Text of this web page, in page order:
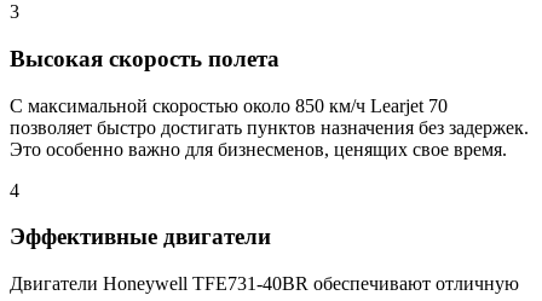
3
Высокая скорость полета
С максимальной скоростью около 850 км/ч Learjet 70
позволяет быстро достигать пунктов назначения без задержек.
Это особенно важно для бизнесменов, ценящих свое время.
4
Эффективные двигатели
Двигатели Honeywell TFE731-40BR обеспечивают отличную